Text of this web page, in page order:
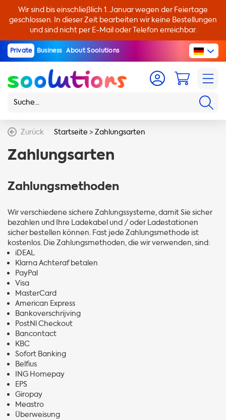
Wir sind bis einschließlich 1. Januar wegen der Feiertage
geschlossen. In dieser Zeit bearbeiten wir keine Bestellungen
und sind nicht per E-Mail oder Telefon erreichbar.
Private Business About Soolutions
Zurück Startseite >Zahlungsarten
Zahlungsarten
Zahlungsmethoden
Wir verschiedene sichere Zahlungssysteme, damit Sie sicher
bezahlen und Ihre Ladekabel und / oder Ladestationen
sicher bestellen können. Fast jede Zahlungsmethode ist
kostenlos. Die Zahlungsmethoden, die wir verwenden, sind:
iDEAL
Klarna Achteraf betalen
PayPal
Visa
MasterCard
American Express
Bankoverschrijving
PostNl Checkout
Bancontact
KBC
Sofort Banking
Belfius
ING Homepay
EPS
Giropay
Meastro
Überweisung